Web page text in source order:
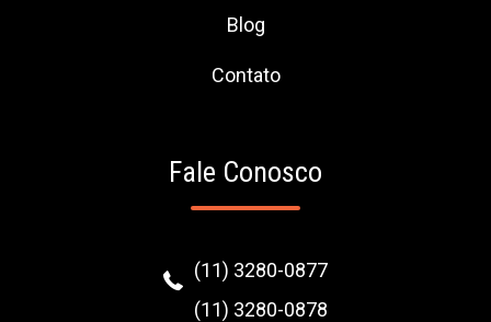
Blog
Contato
Fale Conosco
(11) 3280-0877
(11) 3280-0878